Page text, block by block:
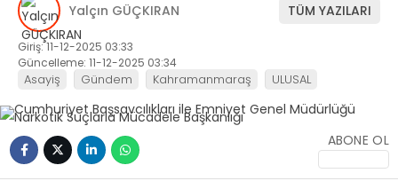
DÜNYA
SPOR
SERVISLER
Yalçın GÜÇKIRAN TÜM YAZILARI
Giriş: 11-12-2025 03:33
Güncelleme: 11-12-2025 03:34
Asayiş Gündem Kahramanmaraş ULUSAL
ABONE OL